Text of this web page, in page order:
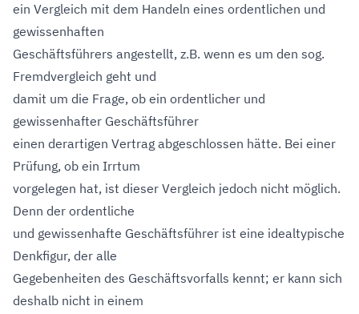
ein Vergleich mit dem Handeln eines ordentlichen und
gewissenhaften
Geschäftsführers angestellt, z.B. wenn es um den sog.
Fremdvergleich geht und
damit um die Frage, ob ein ordentlicher und
gewissenhafter Geschäftsführer
einen derartigen Vertrag abgeschlossen hätte. Bei einer
Prüfung, ob ein Irrtum
vorgelegen hat, ist dieser Vergleich jedoch nicht möglich.
Denn der ordentliche
und gewissenhafte Geschäftsführer ist eine idealtypische
Denkfigur, der alle
Gegebenheiten des Geschäftsvorfalls kennt; er kann sich
deshalb nicht in einem